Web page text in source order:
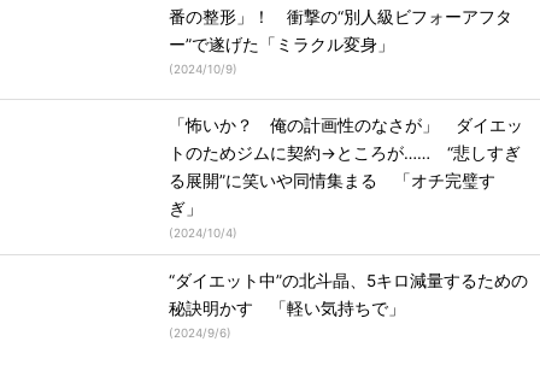
番の整形」！ 衝撃の“別人級ビフォーアフタ
ー”で遂げた「ミラクル変身」
(2024/10/9)
「怖いか？ 俺の計画性のなさが」 ダイエッ
トのためジムに契約→ところが…… “悲しすぎ
る展開”に笑いや同情集まる 「オチ完璧す
ぎ」
(2024/10/4)
“ダイエット中”の北斗晶、5キロ減量するための
秘訣明かす 「軽い気持ちで」
(2024/9/6)